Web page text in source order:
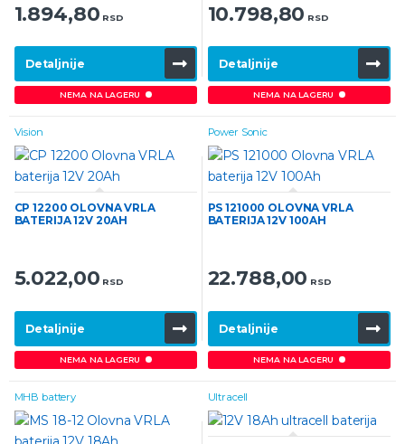
1.894,80 RSD
Detaljnije
NEMA NA LAGERU
10.798,80 RSD
Detaljnije
NEMA NA LAGERU
Vision
CP 12200 OLOVNA VRLA
BATERIJA 12V 20AH
5.022,00 RSD
Detaljnije
NEMA NA LAGERU
Power Sonic
PS 121000 OLOVNA VRLA
BATERIJA 12V 100AH
22.788,00 RSD
Detaljnije
NEMA NA LAGERU
MHB battery Ultracell